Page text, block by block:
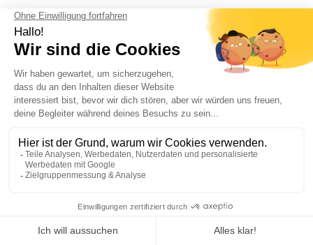
WAS IST ENTHALTEN?
Transfer vom Flughafen zur Unterkunft mit einer
Hummer Limousine
Kapazität: 10-14 Personen
lokalen Reiseguide
Striptease in der Hummer Limo
Mein JGA in Bukarest